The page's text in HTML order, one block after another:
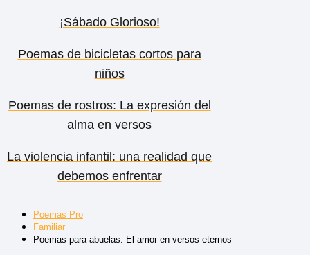
¡Sábado Glorioso!
Poemas de bicicletas cortos para
niños
Poemas de rostros: La expresión del
alma en versos
La violencia infantil: una realidad que
debemos enfrentar
Poemas Pro
Familiar
Poemas para abuelas: El amor en versos eternos